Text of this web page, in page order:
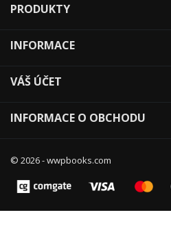
PRODUKTY
INFORMACE
VÁŠ ÚČET
INFORMACE O OBCHODU
© 2026 - wwpbooks.com